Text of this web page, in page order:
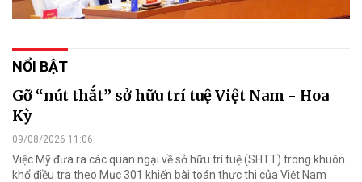
NỔI BẬT
Gỡ “nút thắt” sở hữu trí tuệ Việt Nam - Hoa
Kỳ
09/08/2026 11:06
Việc Mỹ đưa ra các quan ngại về sở hữu trí tuệ (SHTT) trong khuôn
khổ điều tra theo Mục 301 khiến bài toán thực thi của Việt Nam